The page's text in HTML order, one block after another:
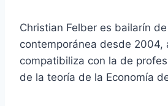
Christian Felber es bailarín
contemporánea desde 2004,
compatibiliza con la de
de la teoría de la Economía